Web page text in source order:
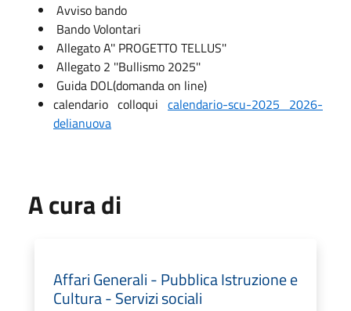
Avviso bando
Bando Volontari
Allegato A'' PROGETTO TELLUS''
Allegato 2 ''Bullismo 2025''
Guida DOL(domanda on line)
calendario colloqui calendario-scu-2025 2026-
delianuova
A cura di
Affari Generali - Pubblica Istruzione e
Cultura - Servizi sociali